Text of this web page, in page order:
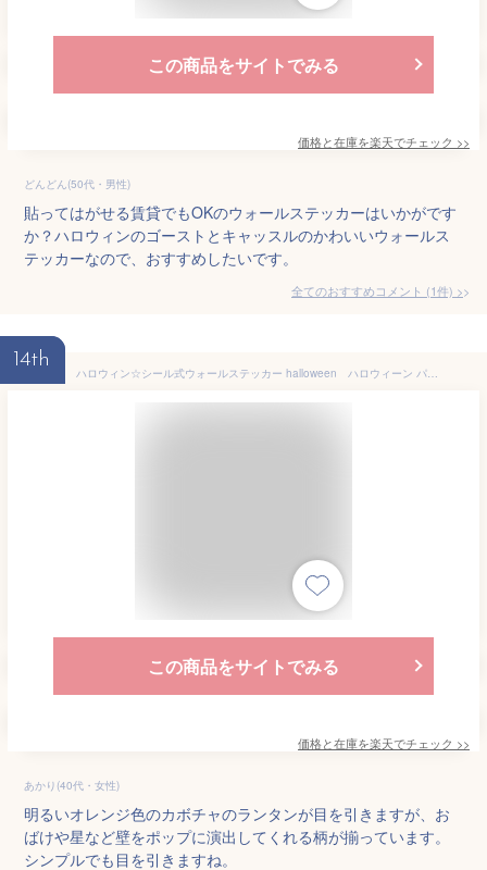
この商品をサイトでみる
価格と在庫を楽天でチェック >>
どんどん(50代・男性)
貼ってはがせる賃貸でもOKのウォールステッカーはいかがです
か？ハロウィンのゴーストとキャッスルのかわいいウォールス
テッカーなので、おすすめしたいです。
全てのおすすめコメント (1件) >
14th
ハロウィン☆シール式ウォールステッカー halloween ハロウィーン パーティ 文字 魔女 お菓子 90×90cm 017404 Halloween ハロウィン ハロウィーン かぼちゃ おばけ 星
この商品をサイトでみる
価格と在庫を楽天でチェック >>
あかり(40代・女性)
明るいオレンジ色のカボチャのランタンが目を引きますが、お
ばけや星など壁をポップに演出してくれる柄が揃っています。
シンプルでも目を引きますね。